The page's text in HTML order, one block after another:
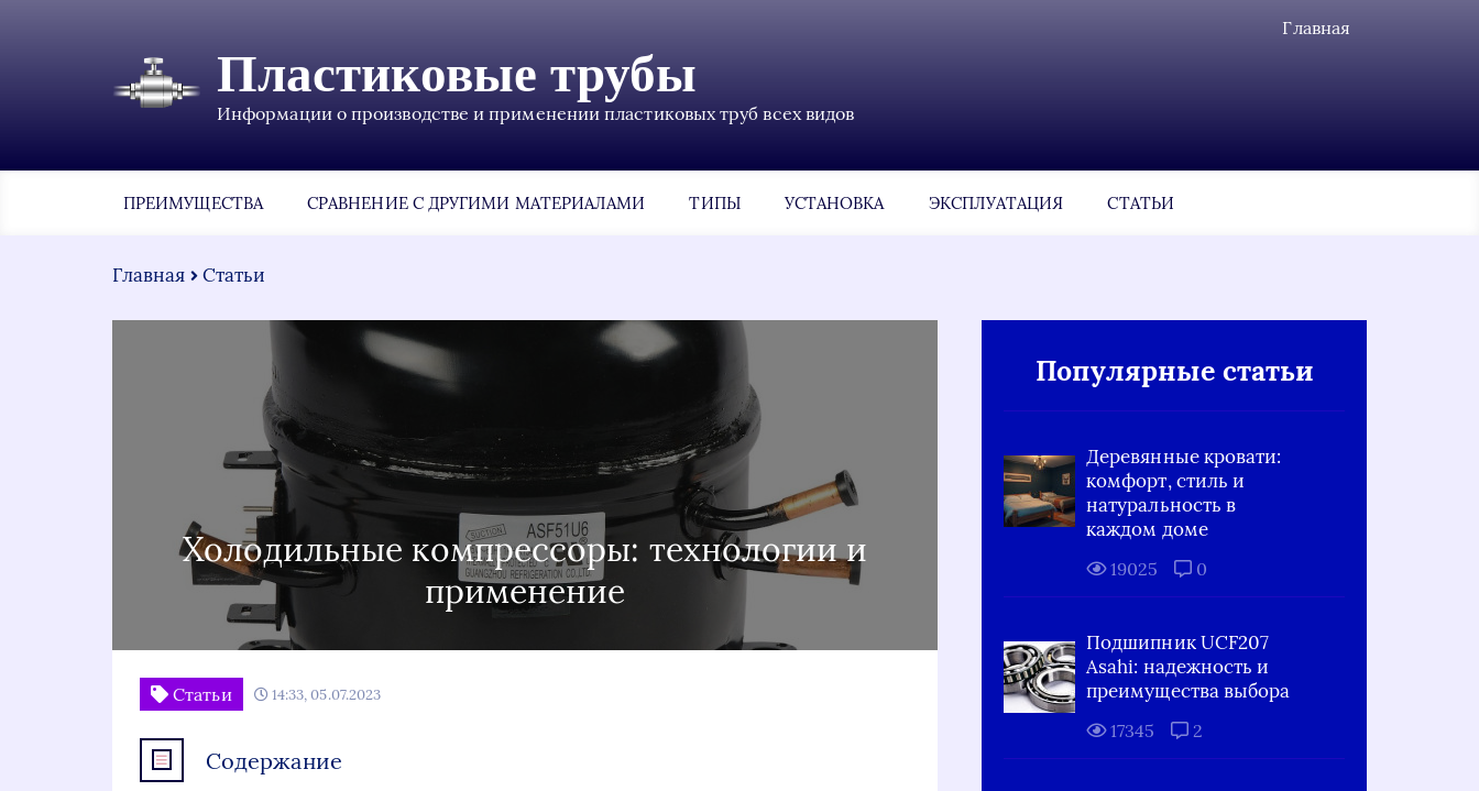
Главная
Пластиковые трубы
Информации о производстве и применении пластиковых труб всех видов
ПРЕИМУЩЕСТВА СРАВНЕНИЕ С ДРУГИМИ МАТЕРИАЛАМИ ТИПЫ УСТАНОВКА ЭКСПЛУАТАЦИЯ СТАТЬИ
Главная Статьи
Холодильные компрессоры: технологии и
применение
Статьи 14:33, 05.07.2023
Содержание
Популярные статьи
Деревянные кровати:
комфорт, стиль и
натуральность в
каждом доме
19025 0
Подшипник UCF207
Asahi: надежность и
преимущества выбора
17345 2